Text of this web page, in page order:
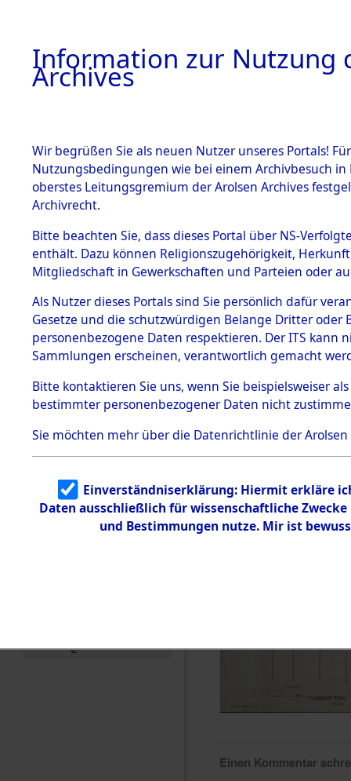
BESTÄNDE
1.
mente
5. Verschiedenes
5.3
Todesmärsche
5.3.1 Alliierte
Erhebungen
zu
Todesmärsch
en
5.3.2
Identifizierun
g
5.3.3
Todesmärsch
e
Haag/
0002
Einen Kommentar
Information zur Nutzung
Archives
Wir begrüßen Sie als neuen Nutzer unseres Portals!
Nutzungsbedingungen wie bei einem Archivbesuch
oberstes Leitungsgremium der Arolsen Archives
Archivrecht.
Bitte beachten Sie, dass dieses Portal über NS-
enthält. Dazu können Religionszugehörigkeit,
Mitgliedschaft in Gewerkschaften und Parteien oder
Als Nutzer dieses Portals sind Sie persönlich dafür
Gesetze und die schutzwürdigen Belange Dritter
personenbezogene Daten respektieren. Der ITS
Sammlungen erscheinen, verantwortlich gemacht
Bitte kontaktieren Sie uns, wenn Sie beispielsweiser
bestimmter personenbezogener Daten nicht
Sie möchten mehr über die Datenrichtlinie der Arolsen
Einverständniserklärung: Hiermit erkläre
Daten ausschließlich für wissenschaftliche
und Bestimmungen nutze. Mir ist